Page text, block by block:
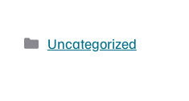
Uncategorized